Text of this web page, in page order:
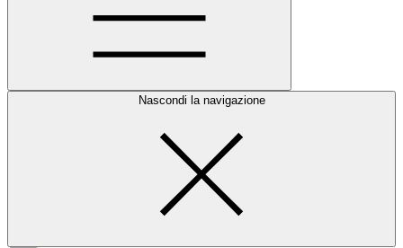
Nascondi la navigazione